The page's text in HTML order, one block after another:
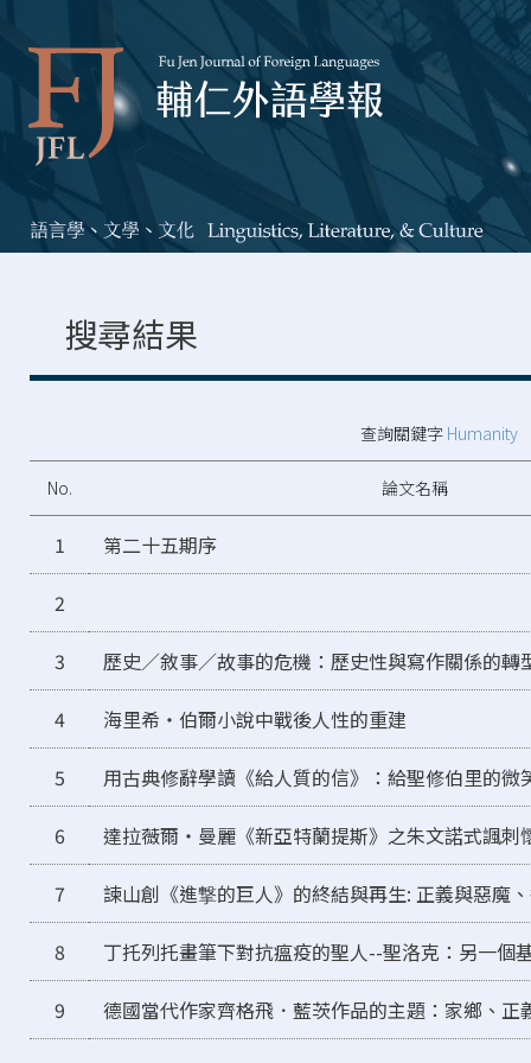
搜尋結果
查詢關鍵字 Humanity
No. 論文名稱
1 第二十五期序
2
3 歷史／敘事／故事的危機：歷史性與寫作關係的轉
4 海里希‧伯爾小說中戰後人性的重建
5 用古典修辭學讀《給人質的信》：給聖修伯里的微
6 達拉薇爾‧曼麗《新亞特蘭提斯》之朱文諾式諷刺
7 諫山創《進撃的巨人》的終結與再生: 正義與惡魔
8 丁托列托畫筆下對抗瘟疫的聖人--聖洛克：另一個
9 德國當代作家齊格飛．藍茨作品的主題：家鄉、正